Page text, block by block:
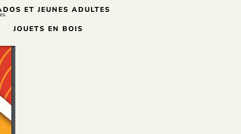
ET JEUNES ADULTES
JOUETS EN BOIS